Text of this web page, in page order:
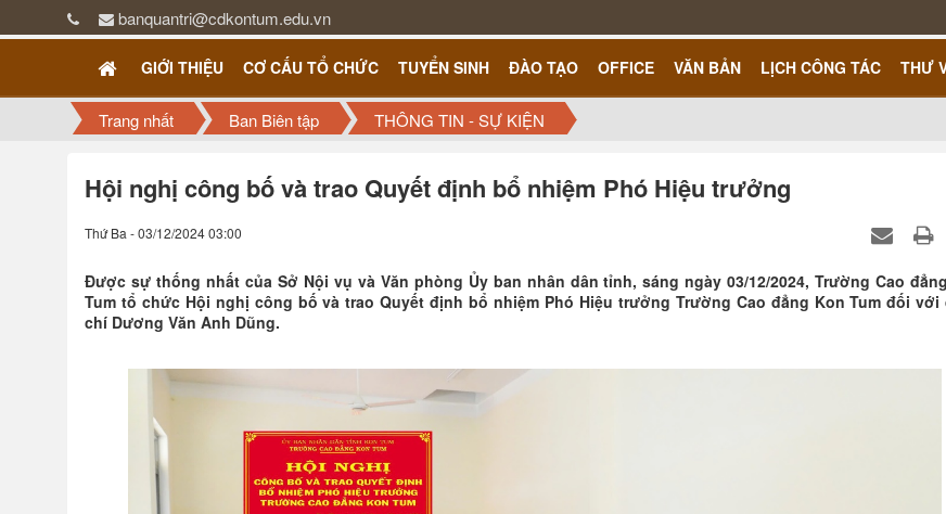
banquantri@cdkontum.edu.vn
GIỚI THIỆU CƠ CẤU TỔ CHỨC TUYỂN SINH ĐÀO TẠO OFFICE VĂN BẢN LỊCH CÔNG TÁC THƯ
Trang nhất Ban Biên tập THÔNG TIN - SỰ KIỆN
Hội nghị công bố và trao Quyết định bổ nhiệm Phó Hiệu trưởng
Thứ Ba - 03/12/2024 03:00
Được sự thống nhất của Sở Nội vụ và Văn phòng Ủy ban nhân dân tỉnh, sáng ngày 03/12/2024, Trường Cao
Tum tổ chức Hội nghị công bố và trao Quyết định bổ nhiệm Phó Hiệu trưởng Trường Cao đẳng Kon Tum đối với
chí Dương Văn Anh Dũng.